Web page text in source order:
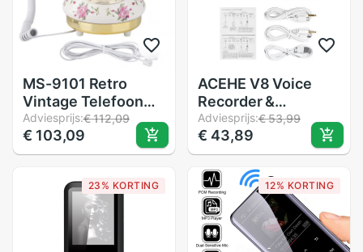
MS-9101 Retro
Vintage Telefoon
Imitatie Antieke
Telefoon Voor
Home Office Vaste
Adviesprijs:€ 112,09
€ 103,09
ACEHE V8 Voice
Recorder &
Geluidskaart Set -
Draagbare
Microfoon voor Live
Uitzending &
Computer Opname
Adviesprijs:€ 53,99
€ 43,89
23% KORTING 12% KORTING